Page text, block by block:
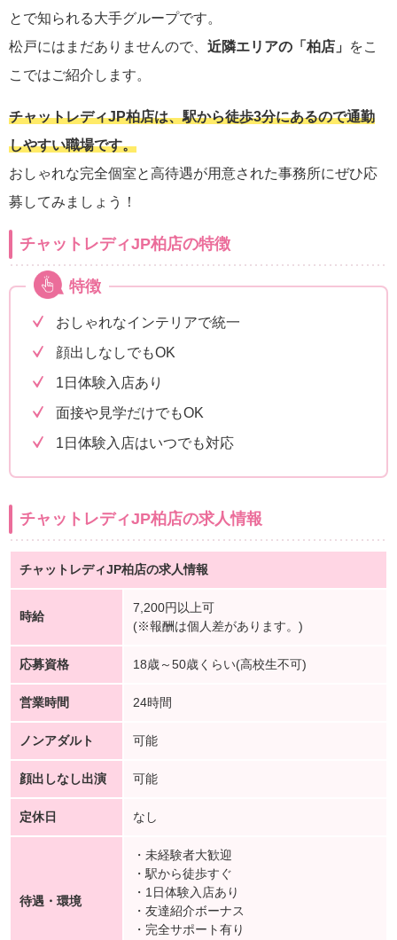
とで知られる大手グループです。
松戸にはまだありませんので、 近隣エリアの「柏店」
をこ
こではご紹介します。
チャットレディJP柏店は、駅から徒歩3分にあるので通勤
しやすい職場です。
おしゃれな完全個室と高待遇が用意された事務所にぜひ応
募してみましょう！
チャットレディJP柏店の特徴
特徴
おしゃれなインテリアで統一
顔出しなしでもOK
1日体験入店あり
面接や見学だけでもOK
1日体験入店はいつでも対応
チャットレディJP柏店の求人情報
チャットレディJP柏店の求人情報
時給
7,200円以上可
(※報酬は個人差があります。)
応募資格 18歳～50歳くらい(高校生不可)
営業時間 24時間
ノンアダルト 可能
顔出しなし出演 可能
定休日 なし
待遇・環境
・未経験者大歓迎
・駅から徒歩すぐ
・1日体験入店あり
・友達紹介ボーナス
・完全サポート有り